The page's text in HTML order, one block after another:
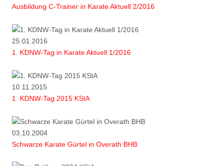
Ausbildung C-Trainer in Karate Aktuell 2/2016
25.01.2016
1. KDNW-Tag in Karate Aktuell 1/2016
10.11.2015
1. KDNW-Tag 2015 KStA
03.10.2004
Schwarze Karate Gürtel in Overath BHB